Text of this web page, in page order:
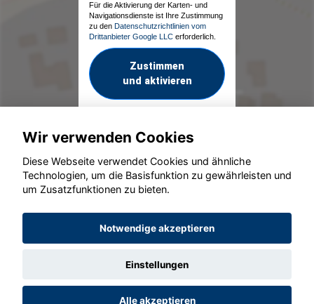
Für die Aktivierung der Karten- und
Navigationsdienste ist Ihre Zustimmung
zu den Datenschutzrichtlinien vom
Drittanbieter Google LLC erforderlich.
Zustimmen
und aktivieren
© konjunkturmotor.de GmbH 2020 - 2026
Wir verwenden Cookies
Diese Webseite verwendet Cookies und ähnliche
Technologien, um die Basisfunktion zu gewährleisten und
um Zusatzfunktionen zu bieten.
Notwendige akzeptieren
Einstellungen
Alle akzeptieren